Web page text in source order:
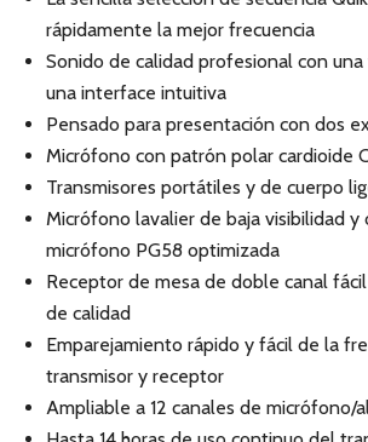
rápidamente la mejor frecuencia
Sonido de calidad profesional con
una interface intuitiva
Pensado para presentación con dos
Micrófono con patrón polar cardioide
Transmisores portátiles y de cuerpo
Micrófono lavalier de baja visibilidad y
micrófono PG58 optimizada
Receptor de mesa de doble canal
de calidad
Emparejamiento rápido y fácil de la
transmisor y receptor
Ampliable a 12 canales de micrófono/